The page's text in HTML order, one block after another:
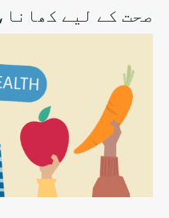
صحت کے لیے